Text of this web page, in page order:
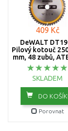
409 Kč
DeWALT
Pilový kotouč
mm, 48 zubů,
SKLADEM
DO
Porovnat